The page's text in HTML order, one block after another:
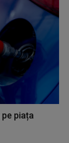
piața